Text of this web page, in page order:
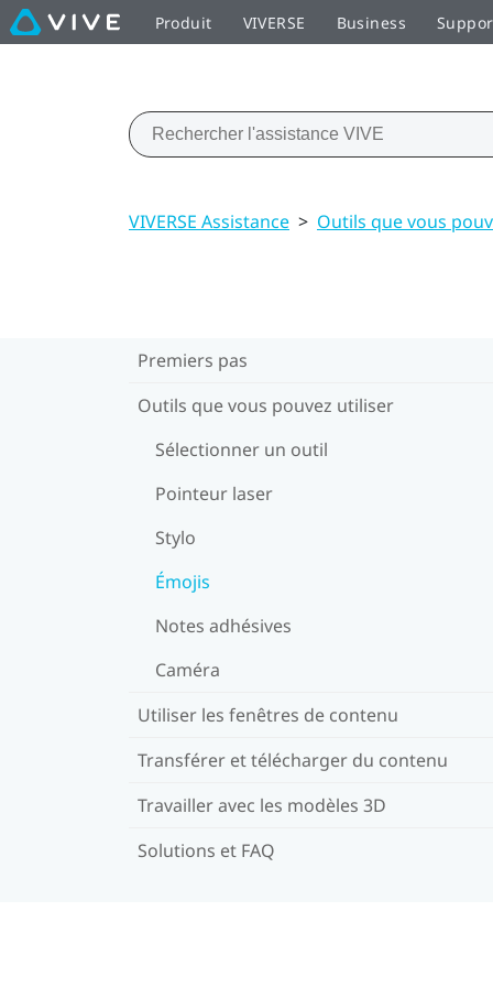
Produit VIVERSE Business
VIVERSE Assistance > Outils que vous
Premiers pas
Outils que vous pouvez utiliser
Sélectionner un outil
Pointeur laser
Stylo
Émojis
Notes adhésives
Caméra
Utiliser les fenêtres de contenu
Transférer et télécharger du contenu
Travailler avec les modèles 3D
Solutions et FAQ